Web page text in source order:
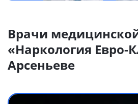
Врачи
«Наркология Евро-
Арсеньеве